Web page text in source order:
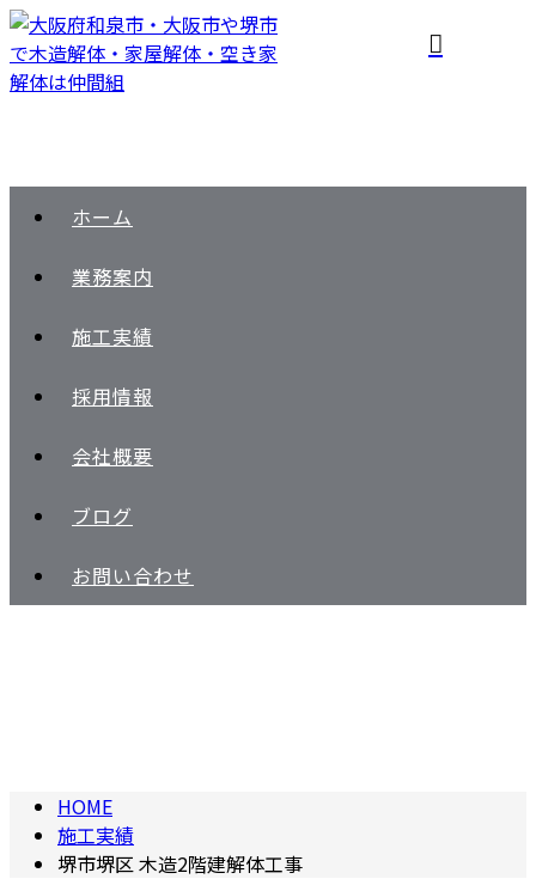
ホーム
業務案内
施工実績
採用情報
会社概要
ブログ
お問い合わせ
HOME
施工実績
堺市堺区 木造2階建解体工事